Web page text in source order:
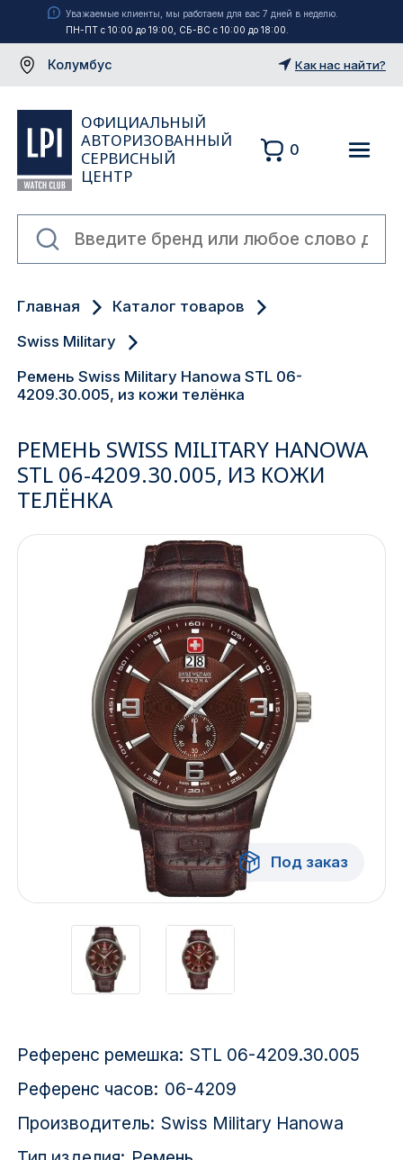
Уважаемые клиенты, мы работаем для вас 7 дней в неделю.
ПН-ПТ с 10:00 до 19:00, СБ-ВС с 10:00 до 18:00.
Колумбус
Екатеринбург
Новосибирск
Ижевск
Архангельск
Владивосток
Волгоград
Кемерово
Воронеж
Краснодар
Красноярск
1 Поселок
2717 км
2-я Смирновка
4-й Участок
52127 городок
Как нас найти?
ОФИЦИАЛЬНЫЙ
АВТОРИЗОВАННЫЙ
СЕРВИСНЫЙ
ЦЕНТР
0
Главная
Каталог товаров
Swiss Military
Ремень Swiss Military Hanowa STL 06-
4209.30.005, из кожи телёнка
РЕМЕНЬ SWISS MILITARY HANOWA
STL 06-4209.30.005, ИЗ КОЖИ
ТЕЛЁНКА
Под заказ
Референс ремешка: STL 06-4209.30.005
Референс часов: 06-4209
Производитель: Swiss Military Hanowa